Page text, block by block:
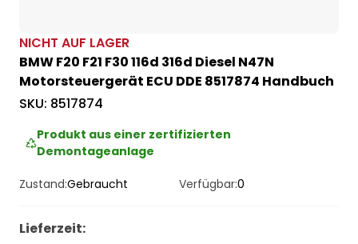
NICHT AUF LAGER
BMW F20 F21 F30 116d 316d Diesel N47N
Motorsteuergerät ECU DDE 8517874 Handbuch
SKU: 8517874
Produkt aus einer zertifizierten
Demontageanlage
Zustand:Gebraucht Verfügbar:0
Lieferzeit: